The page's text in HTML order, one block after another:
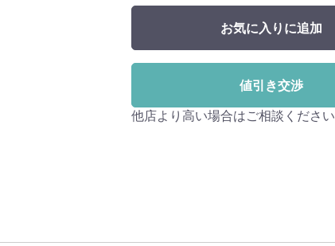
お気に入りに追加
値引き交渉
他店より高い場合はご相談ください